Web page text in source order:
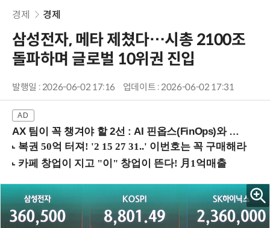
경제 경제
삼성전자, 메타 제쳤다…시총 2100조
돌파하며 글로벌 10위권 진입
발행일 : 2026-06-02 17:16 업데이트 : 2026-06-02 17:31
AX 팀이 꼭 챙겨야 할 2선 : AI 핀옵스(FinOps)와 토큰 거버넌스 (8/21 잠실역)